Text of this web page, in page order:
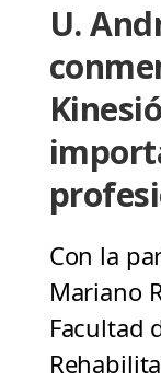
U.
Con la
Mariano
Facultad